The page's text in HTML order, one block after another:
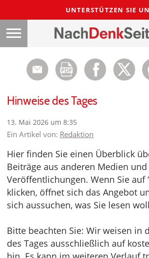
UNTERSTÜTZEN SIE
Hinweise des Tages
13. Mai 2026 um 8:35
Ein Artikel von: Redaktion
Hier finden Sie einen Überblick
Beiträge aus anderen Medien und
Veröffentlichungen. Wenn Sie auf
klicken, öffnet sich das Angebot
sich aussuchen, was Sie lesen
Bitte beachten Sie: Wir weisen in
des Tages ausschließlich auf